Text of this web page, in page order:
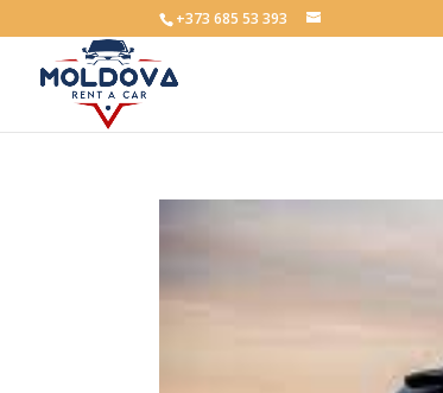
+373 685 53 393